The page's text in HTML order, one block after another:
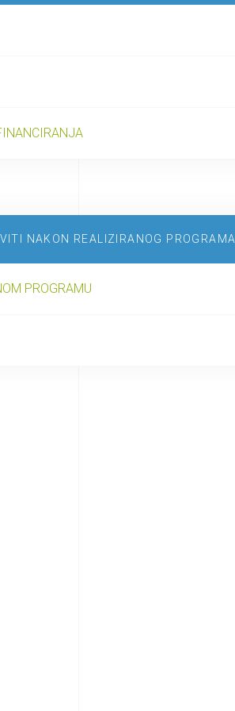
NAKON REALIZIRANOG PROGRAMA
PROGRAMU